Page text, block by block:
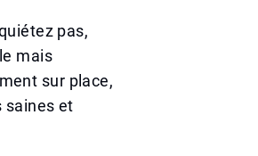
pas,
mais
sur place,
saines et